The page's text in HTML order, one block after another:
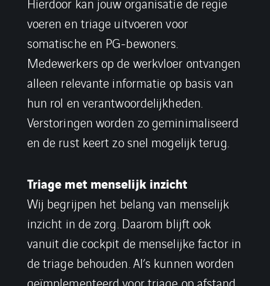
voeren en triage uitvoeren voor
somatische en PG-bewoners.
Medewerkers op de werkvloer ontvangen
alleen relevante informatie op basis van
hun rol en verantwoordelijkheden.
Verstoringen worden zo geminimaliseerd
en de rust keert zo snel mogelijk terug.
Triage met menselijk inzicht
Wij begrijpen het belang van menselijk
inzicht in de zorg. Daarom blijft ook
vanuit die cockpit de menselijke factor in
de triage behouden. AI’s kunnen worden
geïmplementeerd voor triage op afstand.